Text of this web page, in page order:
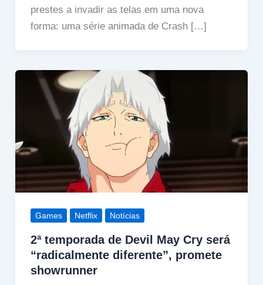
prestes a invadir as telas em uma nova
forma: uma série animada de Crash […]
Games Netflix Notícias
2ª temporada de Devil May Cry será
“radicalmente diferente”, promete
showrunner